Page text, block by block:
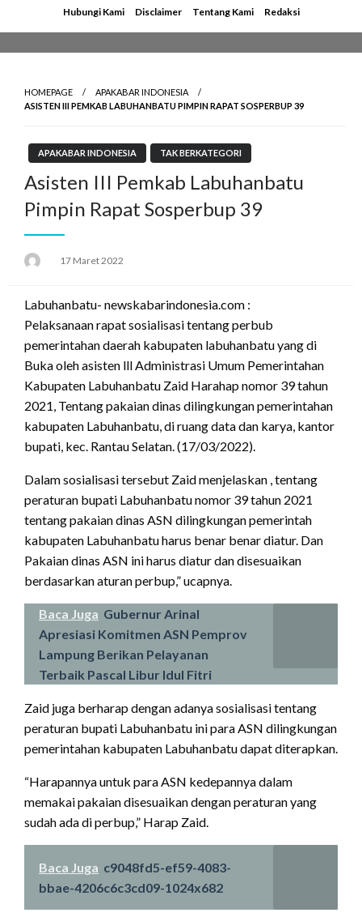
to
content
Hubungi Kami Disclaimer Tentang Kami Redaksi
HOMEPAGE
APAKABAR INDONESIA
ASISTEN III PEMKAB LABUHANBATU PIMPIN RAPAT SOSPERBUP 39
APAKABAR INDONESIA TAK BERKATEGORI
Asisten III Pemkab Labuhanbatu
Pimpin Rapat Sosperbup 39
Posted
17 Maret 2022
Labuhanbatu- newskabarindonesia.com :
Pelaksanaan rapat sosialisasi tentang perbub
pemerintahan daerah kabupaten labuhanbatu yang di
Buka oleh asisten lll Administrasi Umum Pemerintahan
Kabupaten Labuhanbatu Zaid Harahap nomor 39 tahun
2021, Tentang pakaian dinas dilingkungan pemerintahan
kabupaten Labuhanbatu, di ruang data dan karya, kantor
bupati, kec. Rantau Selatan. (17/03/2022).
Dalam sosialisasi tersebut Zaid menjelaskan , tentang
peraturan bupati Labuhanbatu nomor 39 tahun 2021
tentang pakaian dinas ASN dilingkungan pemerintah
kabupaten Labuhanbatu harus benar benar diatur. Dan
Pakaian dinas ASN ini harus diatur dan disesuaikan
berdasarkan aturan perbup,” ucapnya.
Baca Juga Gubernur Arinal
Apresiasi Komitmen ASN Pemprov
Lampung Berikan Pelayanan
Terbaik Pascal Libur Idul Fitri
Zaid juga berharap dengan adanya sosialisasi tentang
peraturan bupati Labuhanbatu ini para ASN dilingkungan
pemerintahan kabupaten Labuhanbatu dapat diterapkan.
“Harapannya untuk para ASN kedepannya dalam
memakai pakaian disesuaikan dengan peraturan yang
sudah ada di perbup,” Harap Zaid.
Baca Juga c9048fd5-ef59-4083-
bbae-4206c6c3cd09-1024x682